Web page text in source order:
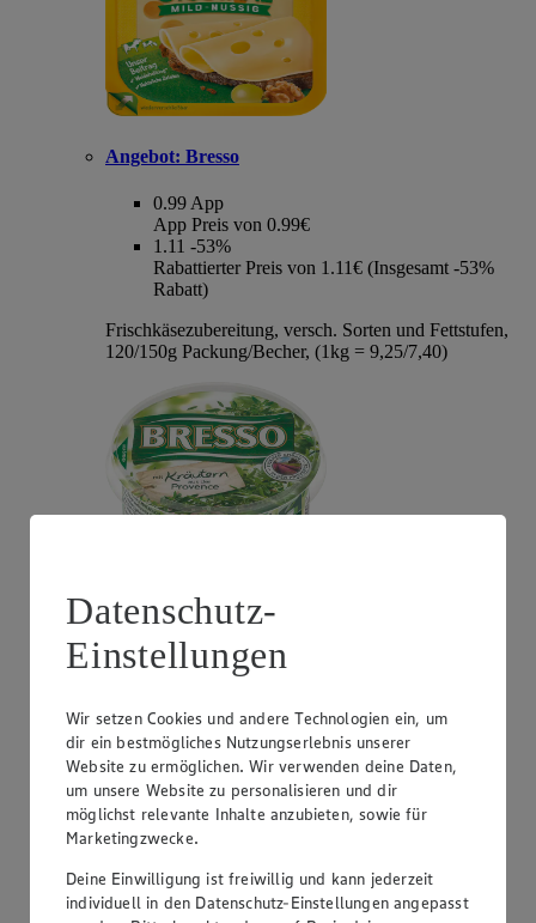
Angebot: Bresso
0.99 App
App Preis von 0.99€
1.11 -53%
Rabattierter Preis von 1.11€ (Insgesamt -53%
Rabatt)
Frischkäsezubereitung, versch. Sorten und Fettstufen,
120/150g Packung/Becher, (1kg = 9,25/7,40)
Mehr laden
Grundnahrung
Angebot:Rustikales Baguette Zwiebel oder
Peperoni
Gültig ab 08.08.2026
0.79 -20%
Rabattierter Preis von 0.79€ (Insgesamt -20%
Rabatt)
mit knuspriger Kruste, 300g Laib, (1kg = 2,63)
Datenschutz-
Einstellungen
Wir setzen Cookies und andere Technologien ein, um
dir ein bestmögliches Nutzungserlebnis unserer
Website zu ermöglichen. Wir verwenden deine Daten,
um unsere Website zu personalisieren und dir
möglichst relevante Inhalte anzubieten, sowie für
Marketingzwecke.
Deine Einwilligung ist freiwillig und kann jederzeit
individuell in den Datenschutz-Einstellungen angepasst